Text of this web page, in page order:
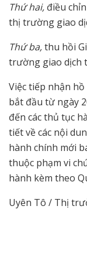
Thứ hai, điều
thị trường giao
Thứ ba,thu hồi
trường giao dịch
Việc tiếp nhận
bắt đầu từ ngày
đến các thủ tục
tiết về các nội
hành chính mới
thuộc phạm vi
hành kèm theo
Uyên Tô / Thị